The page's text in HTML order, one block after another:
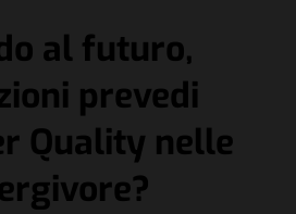
al futuro,
prevedi
Quality nelle